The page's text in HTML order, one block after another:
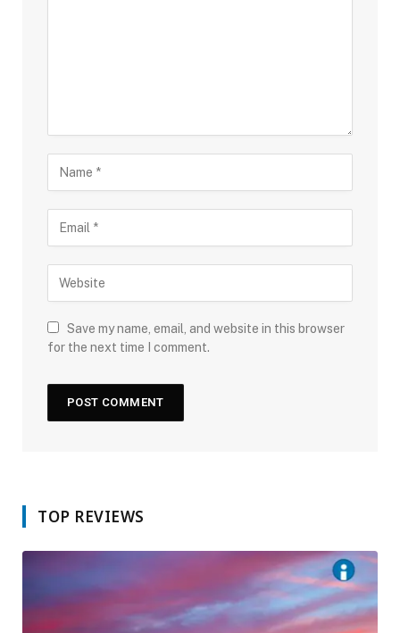
Save my name, email, and website in this browser
for the next time I comment.
TOP REVIEWS